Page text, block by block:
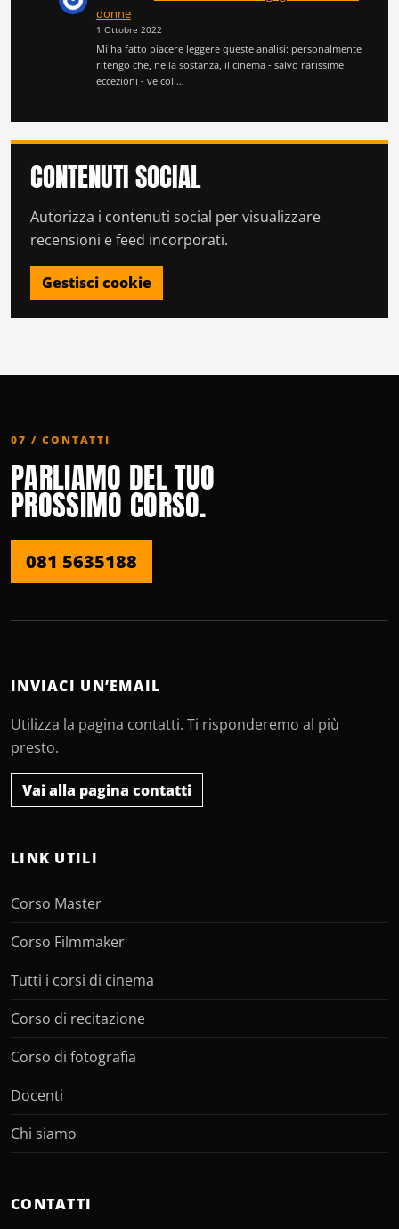
donne
1 Ottobre 2022
Mi ha fatto piacere leggere queste analisi: personalmente
ritengo che, nella sostanza, il cinema - salvo rarissime
eccezioni - veicoli…
CONTENUTI SOCIAL
Autorizza i contenuti social per visualizzare
recensioni e feed incorporati.
Gestisci cookie
07 / CONTATTI
PARLIAMO DEL TUO
PROSSIMO CORSO.
081 5635188
INVIACI UN’EMAIL
Utilizza la pagina contatti. Ti risponderemo al più
presto.
Vai alla pagina contatti
LINK UTILI
Corso Master
Corso Filmmaker
Tutti i corsi di cinema
Corso di recitazione
Corso di fotografia
Docenti
Chi siamo
CONTATTI